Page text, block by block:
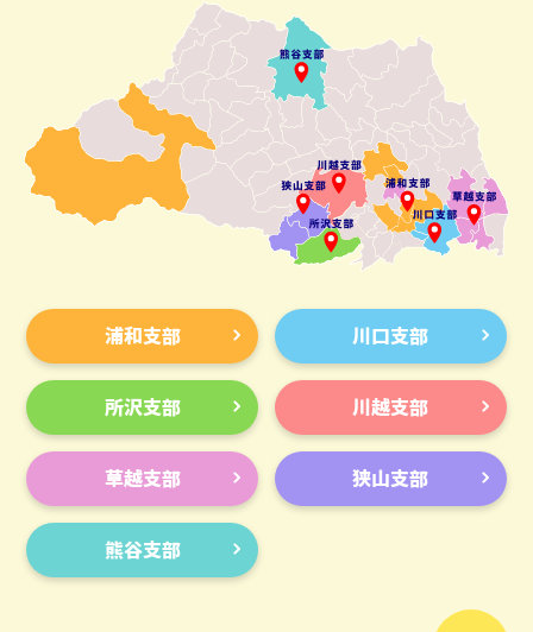
浦和支部 川口支部
所沢支部 川越支部
草越支部 狭山支部
熊谷支部